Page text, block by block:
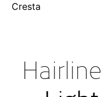
Cresta
Hairline